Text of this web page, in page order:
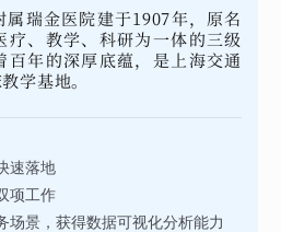
属瑞金医院建于1907年，原名
疗、教学、科研为一体的三级
百年的深厚底蕴，是上海交通
学基地。
速落地
项工作
场景，获得数据可视化分析能力